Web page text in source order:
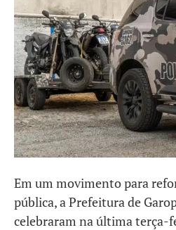
Em um movimento para
pública, a Prefeitura de
celebraram na última terça-